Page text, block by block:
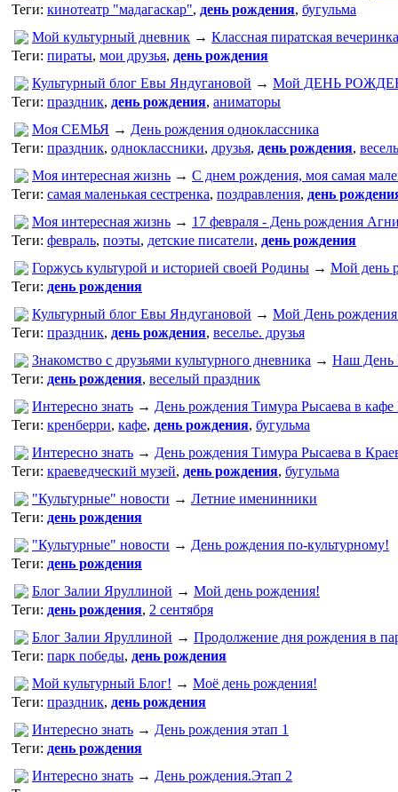
Теги: кинотеатр "мадагаскар", день рождения, бугульма
Мой культурный дневник → Классная пиратская вечеринка
Теги: пираты, мои друзья, день рождения
Культурный блог Евы Яндугановой → Мой ДЕНЬ
Теги: праздник, день рождения, аниматоры
Моя СЕМЬЯ → День рождения одноклассника
Теги: праздник, одноклассники, друзья, день рождения,
Моя интересная жизнь → С днем рождения, моя самая
Теги: самая маленькая сестренка, поздравления, день
Моя интересная жизнь → 17 февраля - День рождения
Теги: февраль, поэты, детские писатели, день рождения
Горжусь культурой и историей своей Родины → Мой день
Теги: день рождения
Культурный блог Евы Яндугановой → Мой День
Теги: праздник, день рождения, веселье. друзья
Знакомство с друзьями культурного дневника → Наш День
Теги: день рождения, веселый праздник
Интересно знать → День рождения Тимура Рысаева в кафе
Теги: кренберри, кафе, день рождения, бугульма
Интересно знать → День рождения Тимура Рысаева в
Теги: краеведческий музей, день рождения, бугульма
"Культурные" новости → Летние именинники
Теги: день рождения
"Культурные" новости → День рождения по-культурному!
Теги: день рождения
Блог Залии Яруллиной → Мой день рождения!
Теги: день рождения, 2 сентября
Блог Залии Яруллиной → Продолжение дня рождения в
Теги: парк победы, день рождения
Мой культурный Блог! → Моё день рождения!
Теги: праздник, день рождения
Интересно знать → День рождения этап 1
Теги: день рождения
Интересно знать → День рождения.Этап 2